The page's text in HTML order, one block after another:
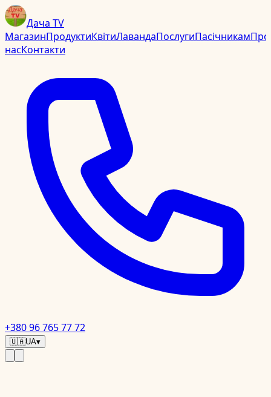
Дача TV
МагазинПродуктиКвітиЛавандаПослугиПасічникамПро
насКонтакти
+380 96 765 77 72
🇺🇦UA▾